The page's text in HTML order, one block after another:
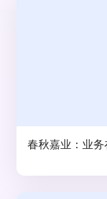
春秋嘉业：业